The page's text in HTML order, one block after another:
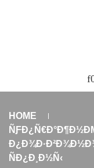
HOME
ÑÐ¿Ð¸Ð½Ñ‹